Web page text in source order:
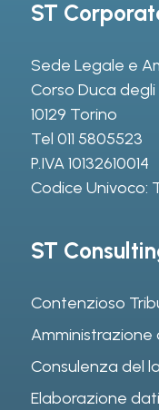
ST
Sede Legale e
Corso Duca
10129 Torino
Tel 011 5805523
P.IVA 10132610014
Codice Univoco:
ST
Contenzioso
Amministrazione
Consulenza del
Elaborazione